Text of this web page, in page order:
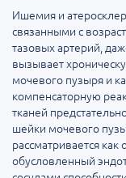
Ишемия и
связанными с
тазовых артерий,
вызывает
мочевого пузыря и
компенсаторную
тканей
шейки мочевого
рассматривается
обусловленный